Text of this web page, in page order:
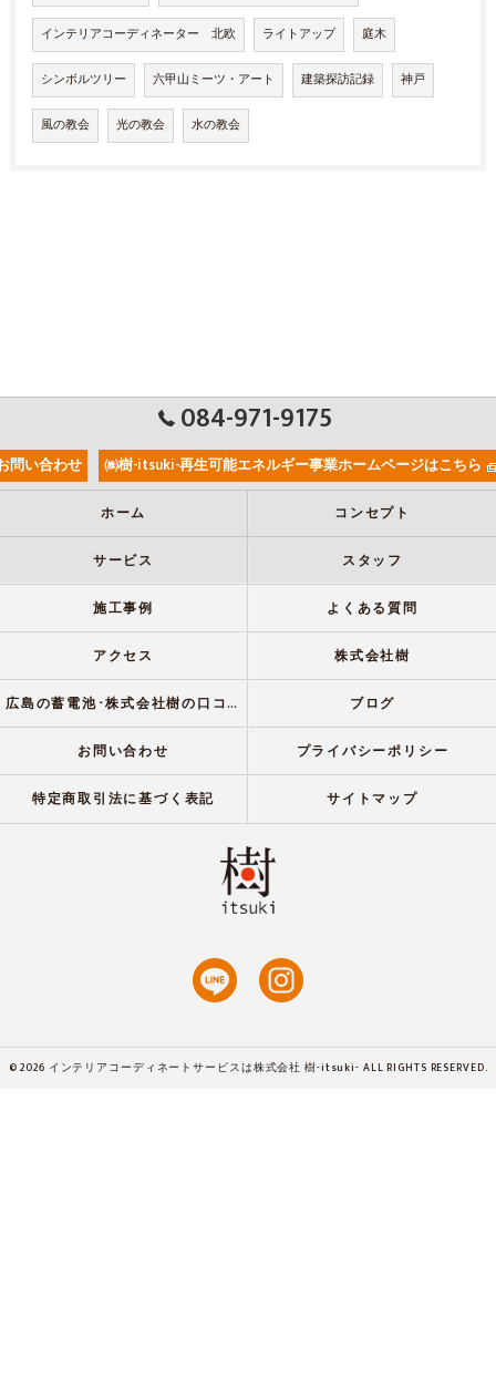
インテリアコーディネーター 北欧 ライトアップ 庭木
シンボルツリー 六甲山ミーツ・アート 建築探訪記録 神戸
風の教会 光の教会 水の教会
084-971-9175
問い合わせ ㈱樹-itsuki-再生可能エネルギー事業ホームページはこちら
ホーム コンセプト
サービス スタッフ
施工事例 よくある質問
アクセス 株式会社樹
広島の蓄電池･株式会社樹の口コミ情報 ブログ
お問い合わせ プライバシーポリシー
特定商取引法に基づく表記 サイトマップ
© 2026 インテリアコーディネートサービスは株式会社 樹-itsuki- ALL RIGHTS RESERVED.